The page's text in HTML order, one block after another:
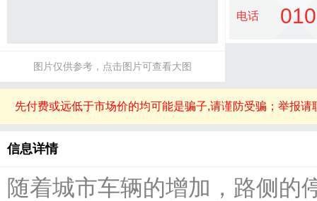
图片仅供参考，点击图片可查看大图
电话
先付费或远低于市场价的均可能是骗子,请谨防受骗；举报
信息详情
随着城市车辆的增加，路侧的